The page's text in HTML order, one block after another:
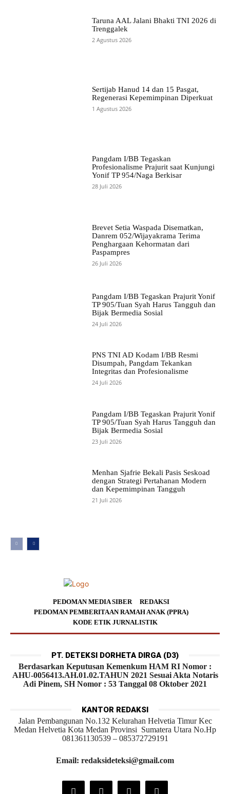
Taruna AAL Jalani Bhakti TNI 2026 di
Trenggalek
2 Agustus 2026
Sertijab Hanud 14 dan 15 Pasgat,
Regenerasi Kepemimpinan Diperkuat
1 Agustus 2026
Pangdam I/BB Tegaskan
Profesionalisme Prajurit saat Kunjungi
Yonif TP 954/Naga Berkisar
28 Juli 2026
Brevet Setia Waspada Disematkan,
Danrem 052/Wijayakrama Terima
Penghargaan Kehormatan dari
Paspampres
26 Juli 2026
Pangdam I/BB Tegaskan Prajurit Yonif
TP 905/Tuan Syah Harus Tangguh dan
Bijak Bermedia Sosial
24 Juli 2026
PNS TNI AD Kodam I/BB Resmi
Disumpah, Pangdam Tekankan
Integritas dan Profesionalisme
24 Juli 2026
Pangdam I/BB Tegaskan Prajurit Yonif
TP 905/Tuan Syah Harus Tangguh dan
Bijak Bermedia Sosial
23 Juli 2026
Menhan Sjafrie Bekali Pasis Seskoad
dengan Strategi Pertahanan Modern
dan Kepemimpinan Tangguh
21 Juli 2026
PEDOMAN MEDIA SIBER
REDAKSI
PEDOMAN PEMBERITAAN RAMAH ANAK (PPRA)
KODE ETIK JURNALISTIK
PT. DETEKSI DORHETA DIRGA (D3)
Berdasarkan Keputusan Kemenkum HAM RI Nomor :
AHU-0056413.AH.01.02.TAHUN 2021 Sesuai Akta Notaris
Adi Pinem, SH Nomor : 53 Tanggal 08 Oktober 2021
KANTOR REDAKSI
Jalan Pembangunan No.132 Kelurahan Helvetia Timur Kec
Medan Helvetia Kota Medan Provinsi Sumatera Utara No.Hp
081361130539 – 085372729191
Email: redaksideteksi@gmail.com